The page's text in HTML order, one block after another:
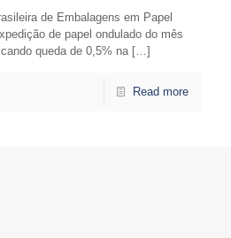
de Embalagens em Papel
de papel ondulado do mês
queda de 0,5% na […]
Read more